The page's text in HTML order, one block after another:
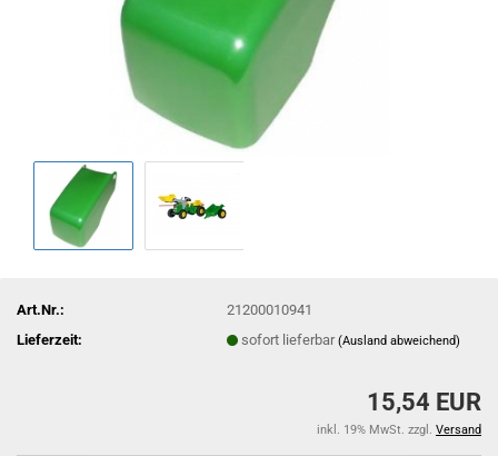
Art.Nr.:
21200010941
Lieferzeit:
sofort lieferbar(Ausland abweichend)
15,54 EUR
inkl. 19% MwSt. zzgl. Versand